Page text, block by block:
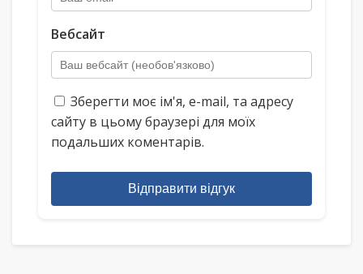
Вебсайт
Зберегти моє ім'я, e-mail, та адресу
сайту в цьому браузері для моїх
подальших коментарів.
Відправити відгук